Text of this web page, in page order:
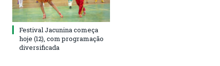
Festival Jacunina começa
hoje (12), com programação
diversificada